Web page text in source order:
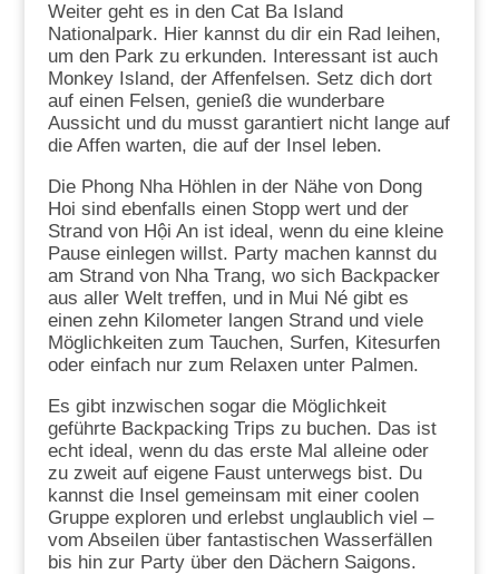
Weiter geht es in den Cat Ba Island
Nationalpark. Hier kannst du dir ein Rad leihen,
um den Park zu erkunden. Interessant ist auch
Monkey Island, der Affenfelsen. Setz dich dort
auf einen Felsen, genieß die wunderbare
Aussicht und du musst garantiert nicht lange auf
die Affen warten, die auf der Insel leben.
Die Phong Nha Höhlen in der Nähe von Dong
Hoi sind ebenfalls einen Stopp wert und der
Strand von Hội An ist ideal, wenn du eine kleine
Pause einlegen willst. Party machen kannst du
am Strand von Nha Trang, wo sich Backpacker
aus aller Welt treffen, und in Mui Né gibt es
einen zehn Kilometer langen Strand und viele
Möglichkeiten zum Tauchen, Surfen, Kitesurfen
oder einfach nur zum Relaxen unter Palmen.
Es gibt inzwischen sogar die Möglichkeit
geführte Backpacking Trips zu buchen. Das ist
echt ideal, wenn du das erste Mal alleine oder
zu zweit auf eigene Faust unterwegs bist. Du
kannst die Insel gemeinsam mit einer coolen
Gruppe exploren und erlebst unglaublich viel –
vom Abseilen über fantastischen Wasserfällen
bis hin zur Party über den Dächern Saigons.